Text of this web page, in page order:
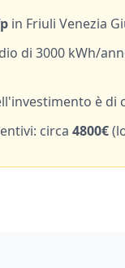
in Friuli Venezia
di 3000 kWh/
è di
circa 4800€